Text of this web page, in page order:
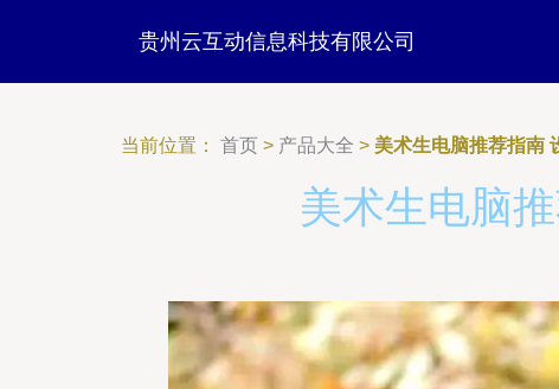
贵州云互动信息科技有限公司
当前位置： 首页 > 产品大全 > 美术生电脑推荐指南
美术生电脑